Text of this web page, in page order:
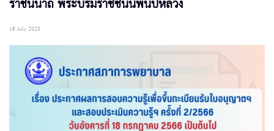
18 July 2023